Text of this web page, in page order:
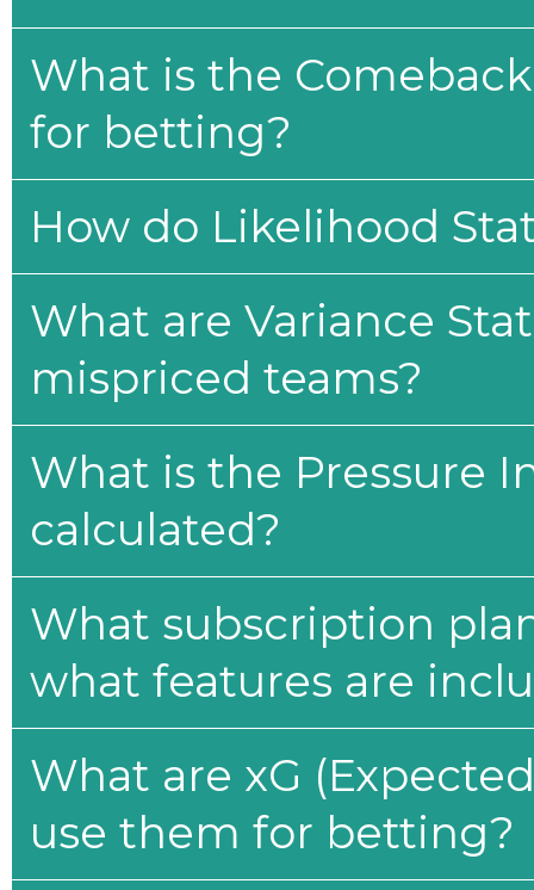
What is the
for betting?
How do Likelihood
What are Variance
mispriced teams?
What is the Pressure
calculated?
What subscription
what features are
What are xG
use them for betting?